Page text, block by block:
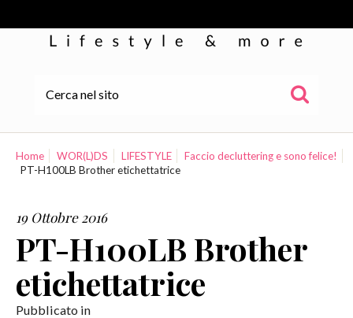
WOR(L)DS
COLLABORAZIONI
CONTATTI
Home WOR(L)DS LIFESTYLE
Faccio decluttering e sono felice!
PT-H100LB Brother etichettatrice
19 Ottobre 2016
PT-H100LB Brother
etichettatrice
Pubblicato in